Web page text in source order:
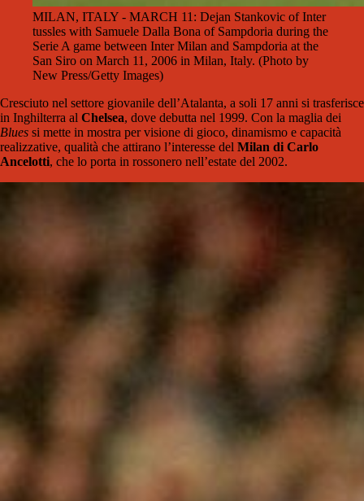
MILAN, ITALY - MARCH 11: Dejan Stankovic of Inter
tussles with Samuele Dalla Bona of Sampdoria during the
Serie A game between Inter Milan and Sampdoria at the
San Siro on March 11, 2006 in Milan, Italy. (Photo by
New Press/Getty Images)
Cresciuto nel settore giovanile dell’Atalanta, a soli 17 anni si trasferisce
in Inghilterra al Chelsea, dove debutta nel 1999. Con la maglia dei
Blues si mette in mostra per visione di gioco, dinamismo e capacità
realizzative, qualità che attirano l’interesse del Milan di Carlo
Ancelotti, che lo porta in rossonero nell’estate del 2002.